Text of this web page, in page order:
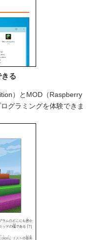
る
）とMOD（Raspberry
グラミングを体験できま